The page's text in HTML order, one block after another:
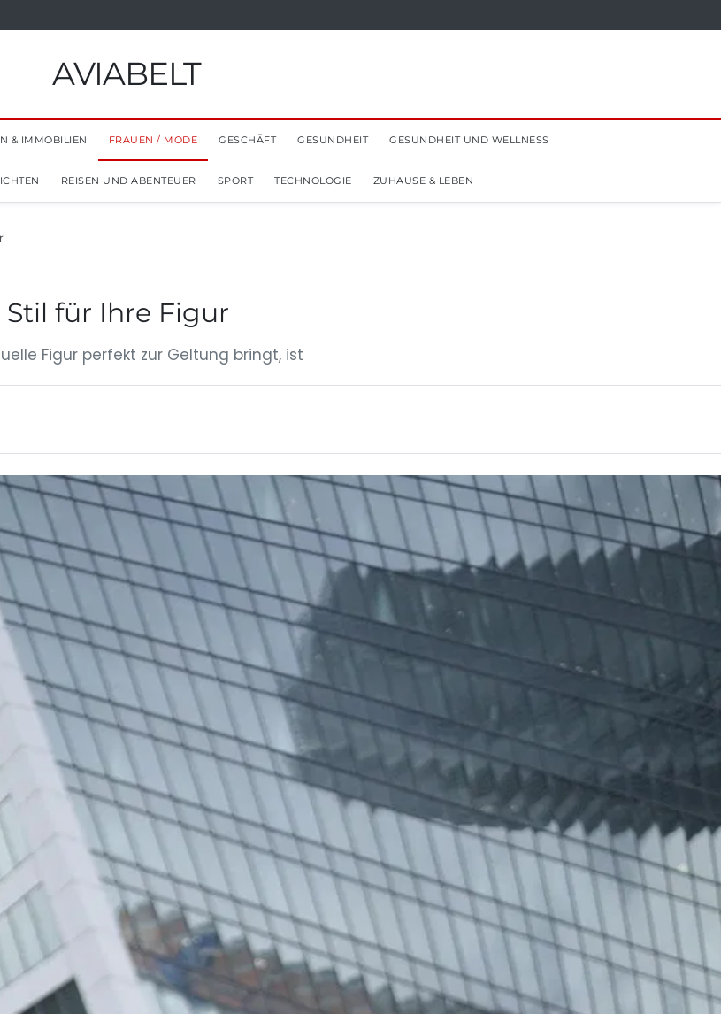
AVIABELT
& IMMOBILIEN FRAUEN / MODE GESCHÄFT GESUNDHEIT GESUNDHEIT UND WELLNESS
REISEN UND ABENTEUER SPORT TECHNOLOGIE ZUHAUSE & LEBEN
für Ihre Figur
Figur perfekt zur Geltung bringt, ist